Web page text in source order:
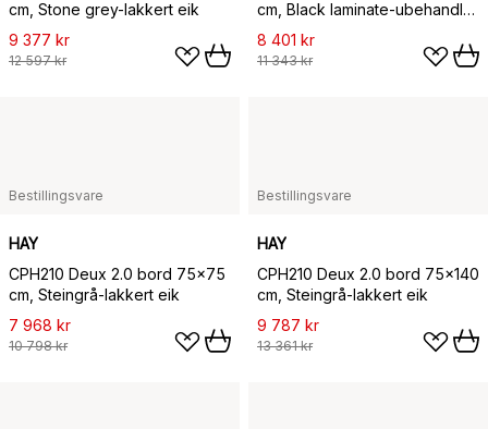
cm, Stone grey-lakkert eik
9 377 kr
12 597 kr
cm, Black laminate-ubehandlet
bøk
8 401 kr
11 343 kr
Bestillingsvare
HAY
CPH210 Deux 2.0 bord 75x75
cm, Steingrå-lakkert eik
7 968 kr
10 798 kr
Bestillingsvare
HAY
CPH210 Deux 2.0 bord 75x140
cm, Steingrå-lakkert eik
9 787 kr
13 361 kr